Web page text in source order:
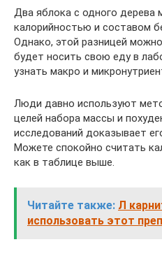
Два яблока с одного дерева
калорийностью и составом
Однако, этой разницей
будет носить свою еду в
узнать макро и
Люди давно используют
целей набора массы и
исследований доказывает
Можете спокойно считать
как в таблице выше.
Читайте также: Л
использовать этот